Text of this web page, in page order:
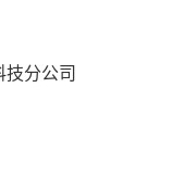
分公司